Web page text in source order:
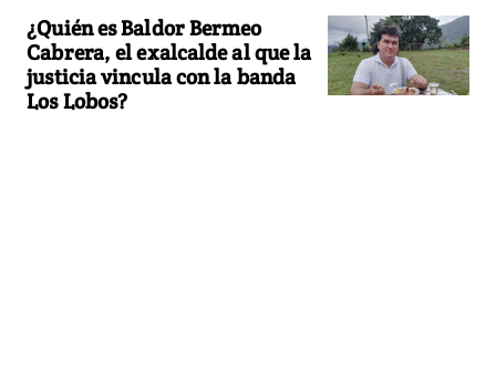
¿Quién es Baldor Bermeo
Cabrera, el exalcalde al que la
justicia vincula con la banda
Los Lobos?